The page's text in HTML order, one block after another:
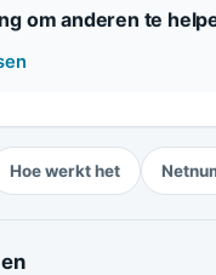
om anderen te
Hoe werkt het